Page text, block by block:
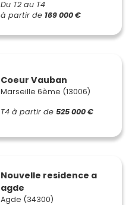
Du T2 au T4
à partir de 169 000 €
Coeur Vauban
Marseille 6ème (13006)
T4 à partir de 525 000 €
Nouvelle residence a
agde
Agde (34300)